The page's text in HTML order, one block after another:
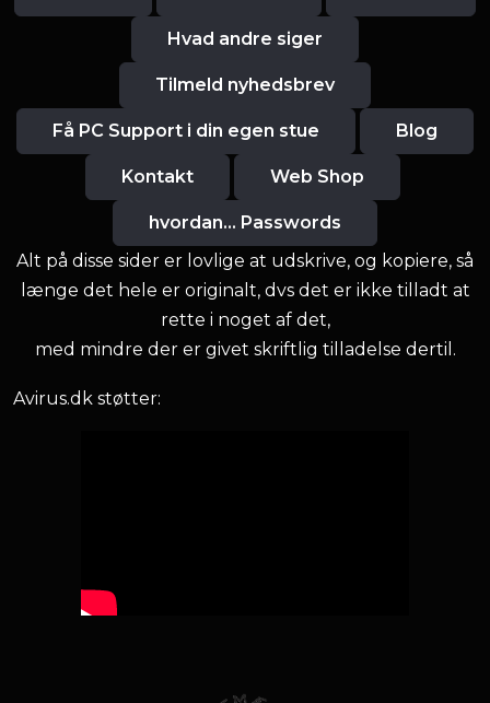
Hvad andre siger
Tilmeld nyhedsbrev
Få PC Support i din egen stue Blog
Kontakt Web Shop
hvordan... Passwords
Alt på disse sider er lovlige at udskrive, og kopiere, så
længe det hele er originalt, dvs det er ikke tilladt at
rette i noget af det,
med mindre der er givet skriftlig tilladelse dertil.
Avirus.dk støtter: